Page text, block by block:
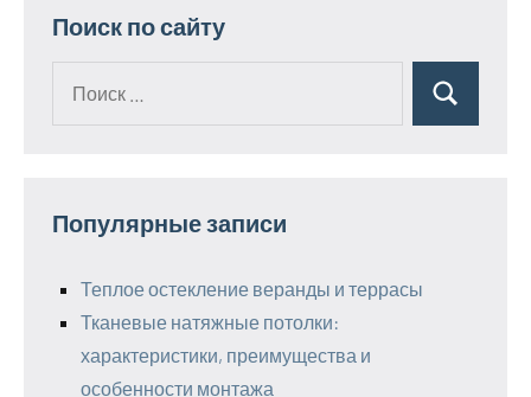
Поиск по сайту
Поиск
Популярные записи
Теплое остекление веранды и террасы
Тканевые натяжные потолки:
характеристики, преимущества и
особенности монтажа